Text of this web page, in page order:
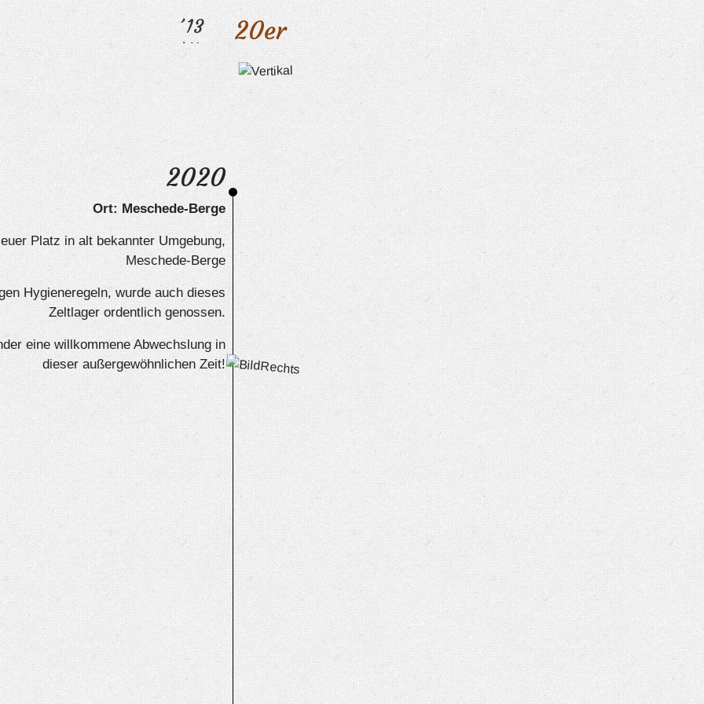
´13
´14
´15
´16
´17
´18
´19
20er
2020
Ort: Meschede-Berge
Platz in alt bekannter Umgebung,
Meschede-Berge
Hygieneregeln, wurde auch dieses
Zeltlager ordentlich genossen.
eine willkommene Abwechslung in
dieser außergewöhnlichen Zeit!